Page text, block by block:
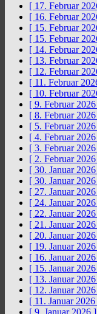
[ 17. Februar
[ 16. Februar
[ 15. Februar
[ 15. Februar
[ 14. Februar
[ 13. Februar
[ 12. Februar
[ 11. Februar
[ 10. Februar
[ 9. Februar
[ 8. Februar
[ 5. Februar
[ 4. Februar
[ 3. Februar
[ 2. Februar
[ 30. Januar
[ 30. Januar
[ 27. Januar
[ 24. Januar
[ 22. Januar
[ 21. Januar
[ 20. Januar
[ 19. Januar
[ 16. Januar
[ 15. Januar
[ 13. Januar
[ 12. Januar
[ 11. Januar
[ 9. Januar 2026 ]